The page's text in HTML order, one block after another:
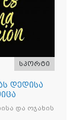
სპორტი
დედისა
და ოჯახის